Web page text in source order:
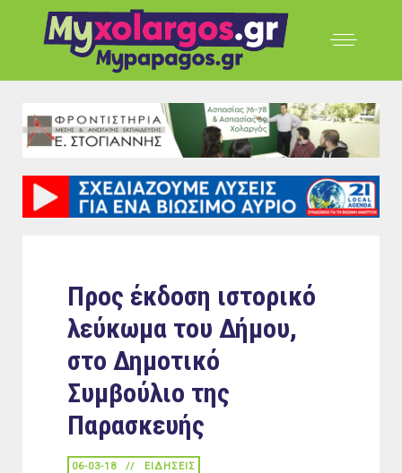
Προς έκδοση ιστορικό
λεύκωμα του Δήμου,
στο Δημοτικό
Συμβούλιο της
Παρασκευής
06-03-18 ΕΙΔΉΣΕΙΣ